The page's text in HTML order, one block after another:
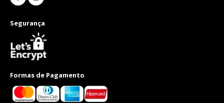
Segurança
Formas de Pagamento